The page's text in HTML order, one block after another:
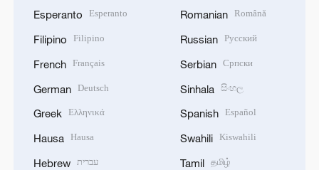
Esperanto Esperanto
Filipino Filipino
French Français
German Deutsch
Greek Ελληνικά
Hausa Hausa
Hebrew עברית
Romanian Română
Russian Русский
Serbian Српски
Sinhala සිංහල
Spanish Español
Swahili Kiswahili
Tamil தமிழ்